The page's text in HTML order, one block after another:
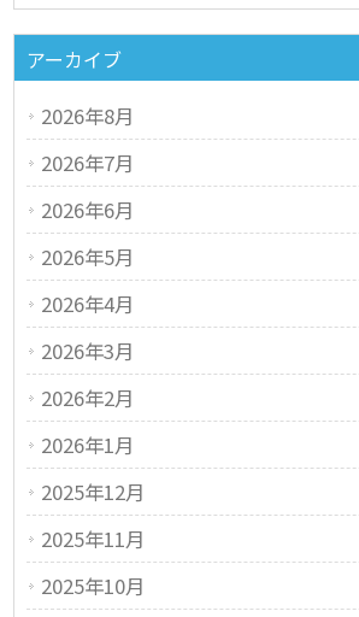
アーカイブ
2026年8月
2026年7月
2026年6月
2026年5月
2026年4月
2026年3月
2026年2月
2026年1月
2025年12月
2025年11月
2025年10月